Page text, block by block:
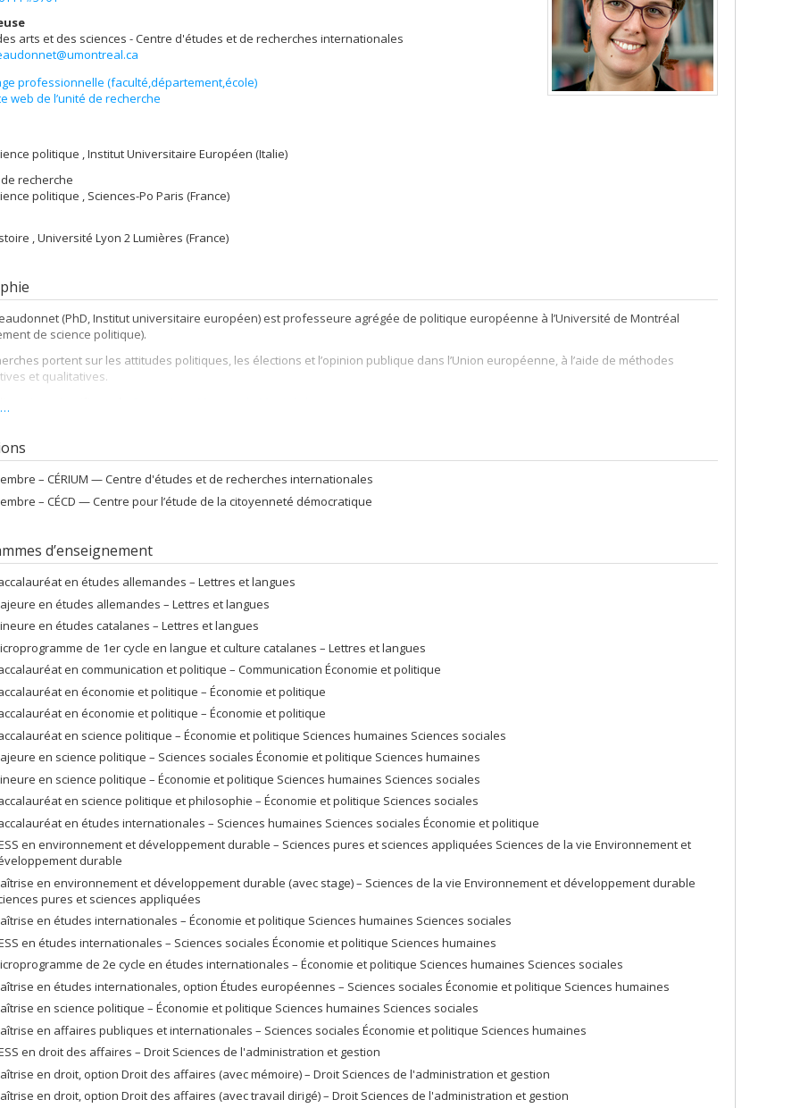
arts et des sciences - Centre d'études et de recherches internationales
professionnelle (faculté,département,école)
web de l’unité de recherche
politique , Institut Universitaire Européen (Italie)
recherche
politique , Sciences-Po Paris (France)
, Université Lyon 2 Lumières (France)
(PhD, Institut universitaire européen) est professeure agrégée de politique européenne à l’Université de Montréal
de science politique).
portent sur les attitudes politiques, les élections et l’opinion publique dans l’Union européenne, à l’aide de méthodes
et qualitatives.
scientifique du
de politisation dans l’UE de 2017 à 2021.
– CÉRIUM — Centre d'études et de recherches internationales
– CÉCD — Centre pour l’étude de la citoyenneté démocratique
d’enseignement
en études allemandes – Lettres et langues
en études allemandes – Lettres et langues
en études catalanes – Lettres et langues
de 1er cycle en langue et culture catalanes – Lettres et langues
en communication et politique – Communication Économie et politique
en économie et politique – Économie et politique
en économie et politique – Économie et politique
en science politique – Économie et politique Sciences humaines Sciences sociales
en science politique – Sciences sociales Économie et politique Sciences humaines
en science politique – Économie et politique Sciences humaines Sciences sociales
en science politique et philosophie – Économie et politique Sciences sociales
en études internationales – Sciences humaines Sciences sociales Économie et politique
en environnement et développement durable – Sciences pures et sciences appliquées Sciences de la vie Environnement et
durable
en environnement et développement durable (avec stage) – Sciences de la vie Environnement et développement durable
pures et sciences appliquées
en études internationales – Économie et politique Sciences humaines Sciences sociales
en études internationales – Sciences sociales Économie et politique Sciences humaines
de 2e cycle en études internationales – Économie et politique Sciences humaines Sciences sociales
en études internationales, option Études européennes – Sciences sociales Économie et politique Sciences humaines
en science politique – Économie et politique Sciences humaines Sciences sociales
en affaires publiques et internationales – Sciences sociales Économie et politique Sciences humaines
en droit des affaires – Droit Sciences de l'administration et gestion
en droit, option Droit des affaires (avec mémoire) – Droit Sciences de l'administration et gestion
en droit, option Droit des affaires (avec travail dirigé) – Droit Sciences de l'administration et gestion